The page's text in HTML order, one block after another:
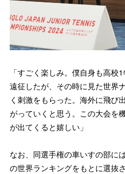
「すごく楽しみ。僕自身も高校
遠征したが、その時に見た世界
く刺激をもらった。海外に飛び
がっていくと思う。この大会を
が出てくると嬉しい」
なお、同選手権の車いすの部に
の世界ランキングをもとに選抜